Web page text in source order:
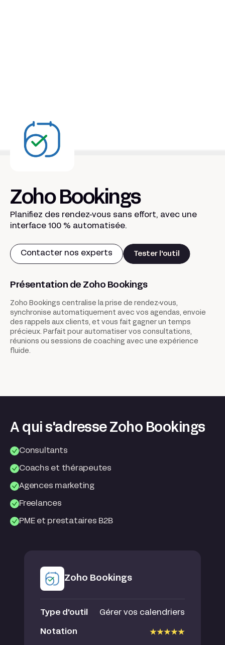
Zoho Bookings
Planifiez des rendez-vous sans effort, avec une
interface 100 % automatisée.
Contacter nos experts Tester l'outil
Présentation de Zoho Bookings
Zoho Bookings centralise la prise de rendez-vous,
synchronise automatiquement avec vos agendas, envoie
des rappels aux clients, et vous fait gagner un temps
précieux. Parfait pour automatiser vos consultations,
réunions ou sessions de coaching avec une expérience
fluide.
A qui s'adresse Zoho Bookings
Consultants
Coachs et thérapeutes
Agences marketing
Freelances
PME et prestataires B2B
Zoho Bookings
Type d'outil Gérer vos calendriers
Notation